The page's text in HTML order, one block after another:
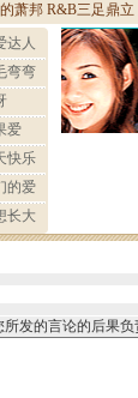
所发的言论的后果负